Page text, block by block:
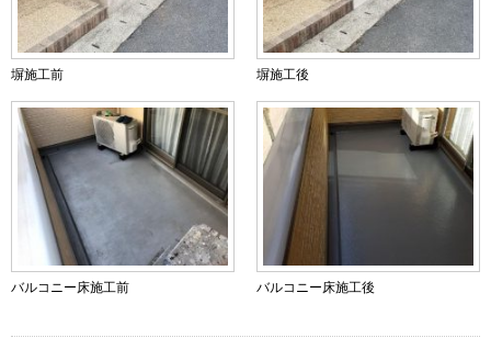
塀施工前 塀施工後
バルコニー床施工前 バルコニー床施工後